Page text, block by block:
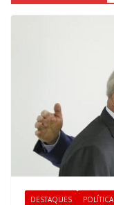
DESTAQUES POLÍTICA